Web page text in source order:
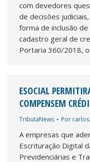
com devedores
de decisões
forma de inclusão
cadastro geral de
Portaria 360/2018,
ESOCIAL
COMPENSEM
TributaNews Por
A empresas que
Escrituração Digital
Previdenciárias e